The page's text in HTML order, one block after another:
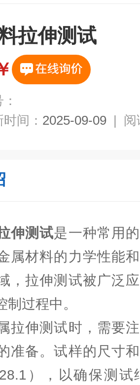
拉伸测试
间： 2025-09-09 | 阅
伸测试是一种常用
属材料的力学性能
，拉伸测试被广泛
制过程中。
拉伸测试时，需要
准备。试样的尺寸
），以确保测